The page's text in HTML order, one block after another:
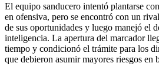
El equipo sanducero intentó plantarse
en ofensiva, pero se encontró con un
de sus oportunidades y luego manejó el
inteligencia. La apertura del marcador
tiempo y condicionó el trámite para los
que debieron asumir mayores riesgos en